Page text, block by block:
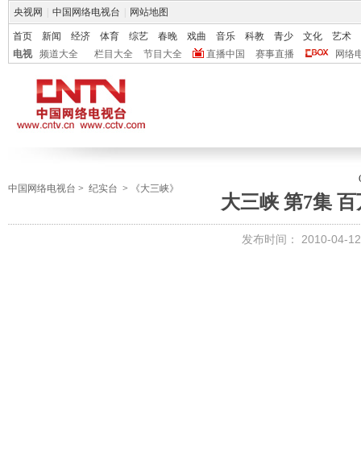
央视网 中国网络电视台 网站地图
首页 新闻 经济 体育 综艺 春晚 戏曲 音乐 科教 青少 文化
艺术
电视
频道大全 栏目大全 节目大全 直播中国 赛事直播 网络
中国网络电视台 > 纪实台 > 《大三峡》
大三峡 第7集
发布时间： 2010-04-